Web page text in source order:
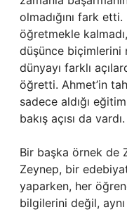
olmadığını fark
öğretmekle
düşünce biçimlerini
dünyayı farklı
öğretti. Ahmet’in
sadece aldığı
bakış açısı da vardı.
Bir başka örnek de
Zeynep, bir
yaparken, her
bilgilerini değil,